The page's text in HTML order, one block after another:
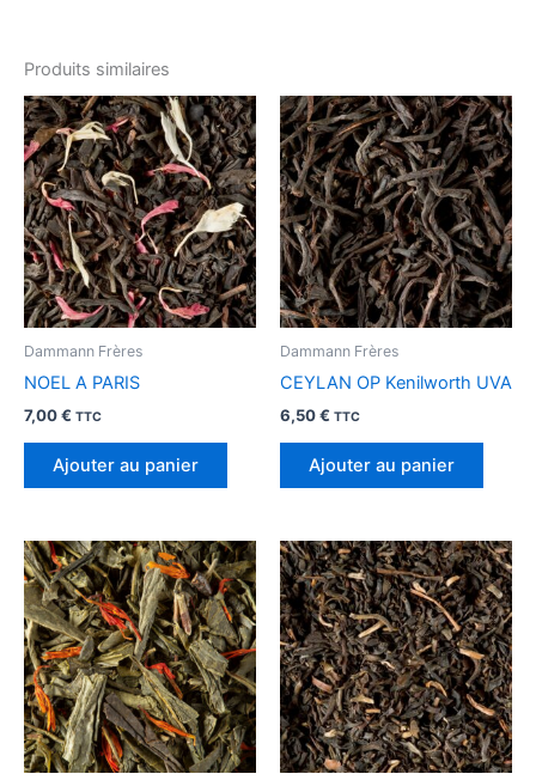
Produits similaires
Dammann Frères
NOEL A PARIS
7,00€ TTC
Ajouter au panier
Dammann Frères
CEYLAN OP Kenilworth UVA
6,50€ TTC
Ajouter au panier